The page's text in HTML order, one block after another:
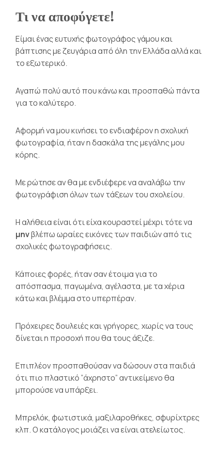
Τι να αποφύγετε!
Είμαι ένας ευτυχής φωτογράφος γάμου και
βάπτισης με ζευγάρια από όλη την Ελλάδα αλλά και
το εξωτερικό.
Αγαπώ πολύ αυτό που κάνω και προσπαθώ πάντα
για το καλύτερο.
Αφορμή να μου κινήσει το ενδιαφέρον η σχολική
φωτογραφία, ήταν η δασκάλα της μεγάλης μου
κόρης.
Με ρώτησε αν θα με ενδιέφερε να αναλάβω την
φωτογράφιση όλων των τάξεων του σχολείου.
Η αλήθεια είναι ότι είχα κουραστεί μέχρι τότε να
μηνβλέπω ωραίες εικόνες των παιδιών από τις
σχολικές φωτογραφήσεις.
Κάποιες φορές, ήταν σαν έτοιμα για το
απόσπασμα, παγωμένα, αγέλαστα, με τα χέρια
κάτω και βλέμμα στο υπερπέραν.
Πρόχειρες δουλειές και γρήγορες, χωρίς να τους
δίνεται η προσοχή που θα τους άξιζε.
Επιπλέον προσπαθούσαν να δώσουν στα παιδιά
ότι πιο πλαστικό ”άχρηστο” αντικείμενο θα
μπορούσε να υπάρξει.
Μπρελόκ, φωτιστικά, μαξιλαροθήκες, σφυρίχτρες
κλπ. Ο κατάλογος μοιάζει να είναι ατελείωτος.